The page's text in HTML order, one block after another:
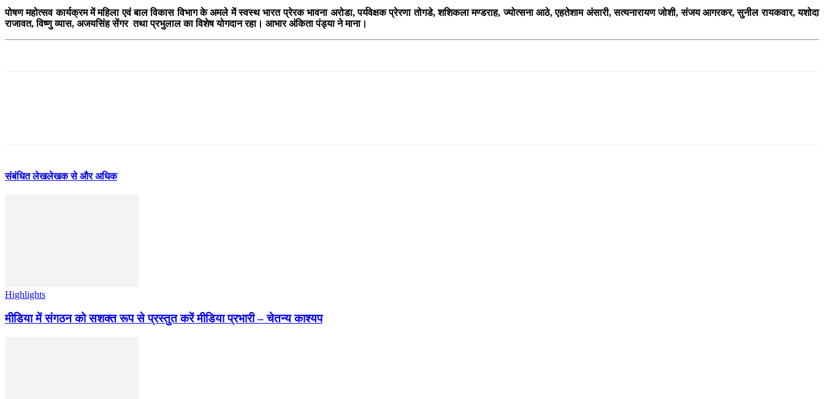
पोषण महोत्सव कार्यक्रम में महिला एवं बाल विकास विभाग के अमले में स्वस्थ भारत प्रेरक भावना अरोडा, पर्यवेक्षक प्रेरणा तोगडे, शशिकला मण्डराह, ज्योत्सना आठे, एहतेशाम अंसारी, सत्यनारायण जोशी, संजय आगरकर, सुनील रायकवार, यशोदा
राजावत, विष्णु व्यास, अजयसिंह सेंगर तथा प्रभुलाल का विशेष योगदान रहा। आभार अंकिता पंड्या ने माना।
संबंधित लेखलेखक से और अधिक
Highlights
मीडिया में संगठन को सशक्त रूप से प्रस्तुत करें मीडिया प्रभारी – चेतन्य काश्यप